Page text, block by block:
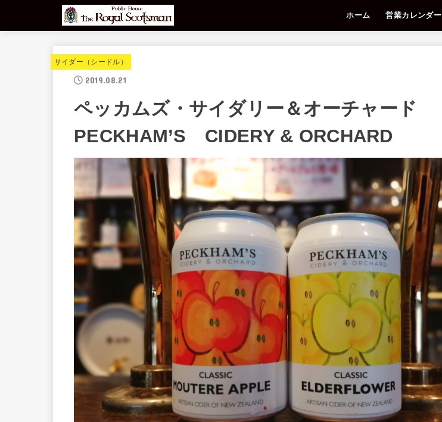
ホーム 営業カレンダー
サイダー（シードル）
2019.08.21
ペッカムズ・サイダリー＆オーチャード
PECKHAM’S CIDERY & ORCHARD